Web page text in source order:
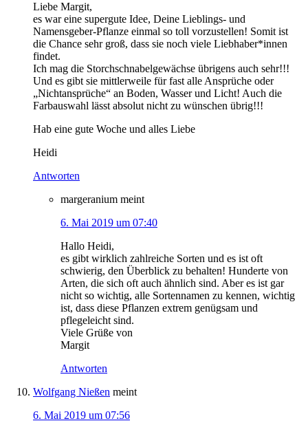
Liebe Margit,
es war eine supergute Idee, Deine Lieblings- und
Namensgeber-Pflanze einmal so toll vorzustellen! Somit ist
die Chance sehr groß, dass sie noch viele Liebhaber*innen
findet.
Ich mag die Storchschnabelgewächse übrigens auch sehr!!!
Und es gibt sie mittlerweile für fast alle Ansprüche oder
„Nichtansprüche“ an Boden, Wasser und Licht! Auch die
Farbauswahl lässt absolut nicht zu wünschen übrig!!!
Hab eine gute Woche und alles Liebe
Heidi
Antworten
margeranium meint
6. Mai 2019 um 07:40
Hallo Heidi,
es gibt wirklich zahlreiche Sorten und es ist oft
schwierig, den Überblick zu behalten! Hunderte von
Arten, die sich oft auch ähnlich sind. Aber es ist gar
nicht so wichtig, alle Sortennamen zu kennen, wichtig
ist, dass diese Pflanzen extrem genügsam und
pflegeleicht sind.
Viele Grüße von
Margit
Antworten
Wolfgang Nießen meint
6. Mai 2019 um 07:56